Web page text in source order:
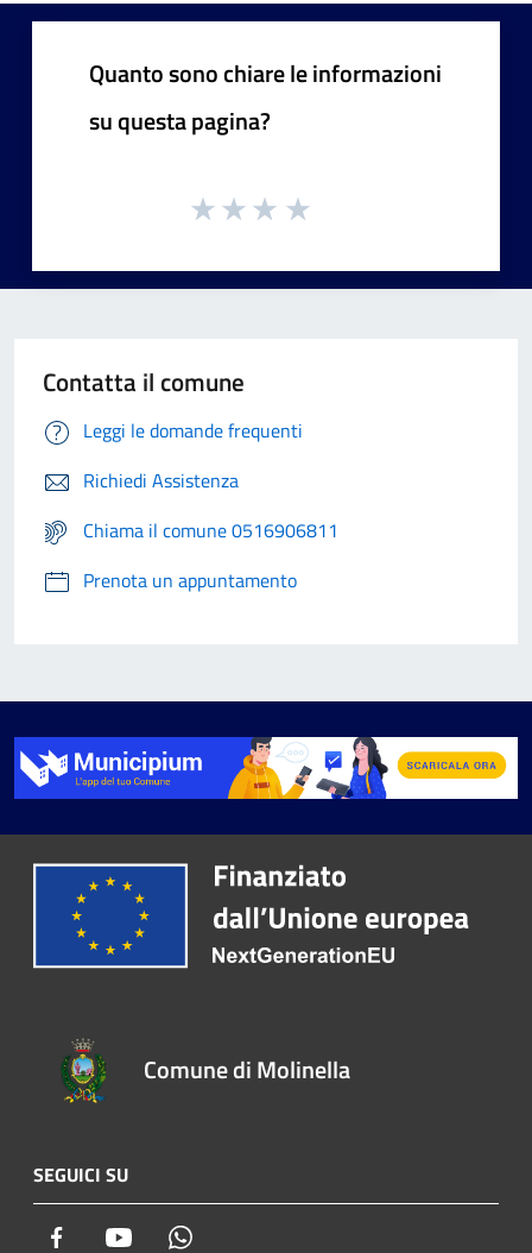
Quanto sono chiare le informazioni
su questa pagina?
Contatta il comune
Leggi le domande frequenti
Richiedi Assistenza
Chiama il comune 0516906811
Prenota un appuntamento
Comune di Molinella
SEGUICI SU
Facebook Youtube